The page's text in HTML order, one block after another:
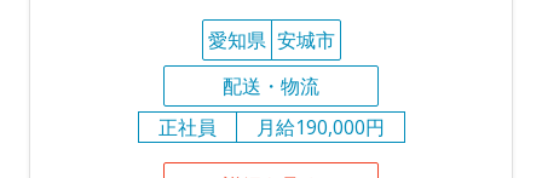
愛知県 安城市
配送・物流
正社員
月給190,000円